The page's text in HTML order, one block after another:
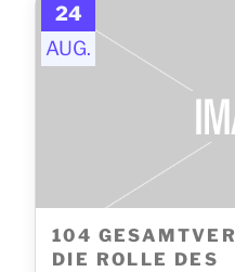
24
AUG.
104
DIE ROLLE DES